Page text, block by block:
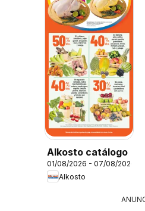
Alkosto catálogo
01/08/2026 - 07/08/2026
Alkosto